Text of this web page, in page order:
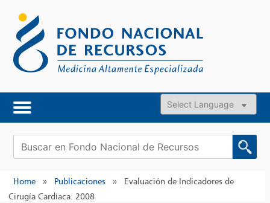
content
Powered by
Buscar:
Home » Publicaciones »
Evaluación de Indicadores de
Cirugía Cardíaca. 2008